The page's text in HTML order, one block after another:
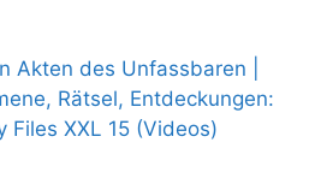
Akten des Unfassbaren |
Rätsel, Entdeckungen:
Files XXL 15 (Videos)